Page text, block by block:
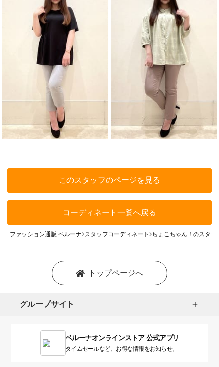
このスタッフのページを見る
コーディネート一覧へ戻る
ファッション通販 ベルーナ スタッフコーディネート ちょこちゃん！のスタッ
トップページへ
グループサイト
ベルーナオンラインストア 公式アプリ
タイムセールなど、お得な情報をお知らせ。